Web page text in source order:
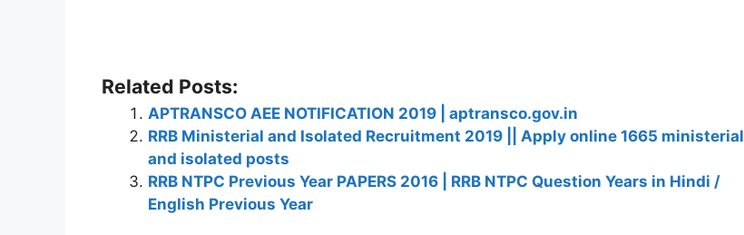
Related Posts:
APTRANSCO AEE NOTIFICATION 2019 | aptransco.gov.in
RRB Ministerial and Isolated Recruitment 2019 || Apply online 1665 ministerial
and isolated posts
RRB NTPC Previous Year PAPERS 2016 | RRB NTPC Question Years in Hindi /
English Previous Year